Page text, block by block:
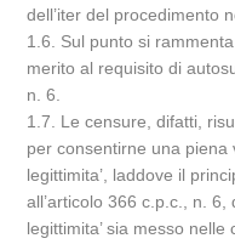
dell’iter del procedimento
1.6. Sul punto si
merito al requisito di
n. 6.
1.7. Le censure, difatti,
per consentirne una piena
legittimita’, laddove il
all’articolo 366 c.p.c., n.
legittimita’ sia messo